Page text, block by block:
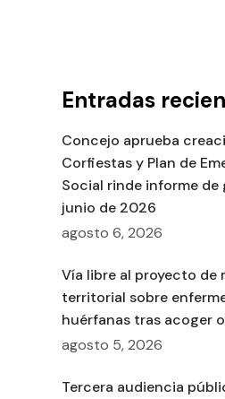
Entradas
Concejo aprueba
Corfiestas y Plan de
Social rinde informe de
junio de 2026
agosto 6, 2026
Vía libre al proyecto de
territorial sobre
huérfanas tras acoger
agosto 5, 2026
Tercera audiencia